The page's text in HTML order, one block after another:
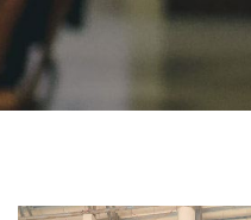
الإعلام
تواصل معنا